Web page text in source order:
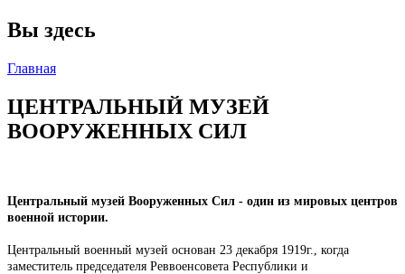
Вы здесь
Главная
ЦЕНТРАЛЬНЫЙ МУЗЕЙ
ВООРУЖЕННЫХ СИЛ
Центральный музей Вооруженных Сил - один из мировых центров
военной истории.
Центральный военный музей основан 23 декабря 1919г., когда
заместитель председателя Реввоенсовета Республики и